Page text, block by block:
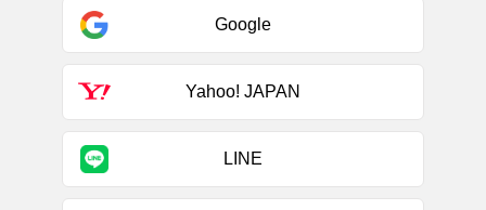
Google
Yahoo! JAPAN
LINE